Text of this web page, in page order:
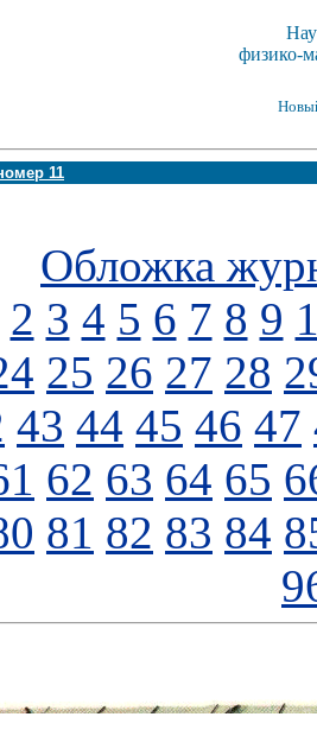
физико-
11
Обложка
2 3 4 5 6 7 8 9
25 26 27 28
43 44 45 46 47
62 63 64 65
81 82 83 84